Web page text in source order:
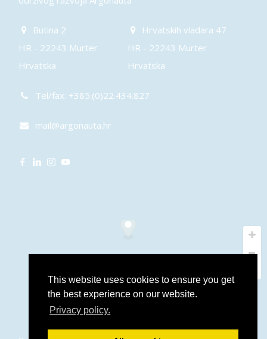
This website uses cookies to ensure you get
the best experience on our website.
Privacy policy.
Butina 2
HR - 22243 Murter
Hrvatska
Hrvatskih vladara 47
HR - 22243 Murter
Hrvatska
Tel/fax: +385.(0)22.434.827
mail@argonauta.hr